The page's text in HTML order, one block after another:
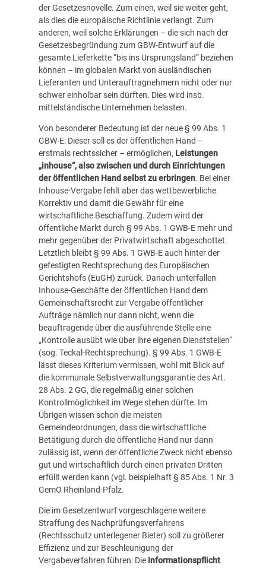
der Gesetzesnovelle. Zum einen, weil sie weiter geht,
als dies die europäische Richtlinie verlangt. Zum
anderen, weil solche Erklärungen – die sich nach der
Gesetzesbegründung zum GBW-Entwurf auf die
gesamte Lieferkette “bis ins Ursprungsland“ beziehen
können – im globalen Markt von ausländischen
Lieferanten und Unterauftragnehmern nicht oder nur
schwer einholbar sein dürften. Dies wird insb.
mittelständische Unternehmen belasten.
Von besonderer Bedeutung ist der neue § 99 Abs. 1
GBW-E: Dieser soll es der öffentlichen Hand –
erstmals rechtssicher – ermöglichen, Leistungen
„inhouse“, also zwischen und durch Einrichtungen
der öffentlichen Hand selbst zu erbringen. Bei einer
Inhouse-Vergabe fehlt aber das wettbewerbliche
Korrektiv und damit die Gewähr für eine
wirtschaftliche Beschaffung. Zudem wird der
öffentliche Markt durch § 99 Abs. 1 GWB-E mehr und
mehr gegenüber der Privatwirtschaft abgeschottet.
Letztlich bleibt § 99 Abs. 1 GWB-E auch hinter der
gefestigten Rechtsprechung des Europäischen
Gerichtshofs (EuGH) zurück. Danach unterfallen
Inhouse-Geschäfte der öffentlichen Hand dem
Gemeinschaftsrecht zur Vergabe öffentlicher
Aufträge nämlich nur dann nicht, wenn die
beauftragende über die ausführende Stelle eine
„Kontrolle ausübt wie über ihre eigenen Dienststellen“
(sog. Teckal-Rechtsprechung). § 99 Abs. 1 GWB-E
lässt dieses Kriterium vermissen, wohl mit Blick auf
die kommunale Selbstverwaltungsgarantie des Art.
28 Abs. 2 GG, die regelmäßig einer solchen
Kontrollmöglichkeit im Wege stehen dürfte. Im
Übrigen wissen schon die meisten
Gemeindeordnungen, dass die wirtschaftliche
Betätigung durch die öffentliche Hand nur dann
zulässig ist, wenn der öffentliche Zweck nicht ebenso
gut und wirtschaftlich durch einen privaten Dritten
erfüllt werden kann (vgl. beispielhaft § 85 Abs. 1 Nr. 3
GemO Rheinland-Pfalz.
Die im Gesetzentwurf vorgeschlagene weitere
Straffung des Nachprüfungsverfahrens
(Rechtsschutz unterlegener Bieter) soll zu größerer
Effizienz und zur Beschleunigung der
Vergabeverfahren führen: Die Informationspflicht